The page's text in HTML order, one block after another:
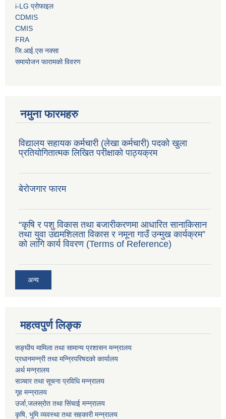
i-LG प्रोफाइल
CDMIS
CMIS
FRA
जि.आई.एस नक्सा
समायोजन फारामको विवरण
नमुना फारमहरु
विद्यालय सहायक कर्मचारी (लेखा कर्मचारी) पदको खुला
प्रतियोगितात्मक लिखित परीक्षाको पाठ्यक्रम
बेरोजगार फारम
“कृषि र पशु विकास तथा बजारीकरणमा आधारित सानाकिसान
तथा युवा उद्यमशिलता विकास र नमूना गाउँ उन्मुख कार्यक्रम”
को लागि कार्य विवरण (Terms of Reference)
अन्य
महत्वपुर्ण लिङ्क
सङ्घीय मामिला तथा सामान्य प्रशासन मन्न्रालय
प्रधानमन्न्री तथा मन्न्रिपरिषदको कार्यालय
अर्थ मन्न्रालय
सञ्चार तथा सूचना प्रविधि मन्न्रालय
गृह मन्न्रालय
उर्जा,जलस्रोत तथा सिंचाई मन्न्रालय
कृषि, भुमि व्यवस्था तथा सहकारी मन्न्रालय